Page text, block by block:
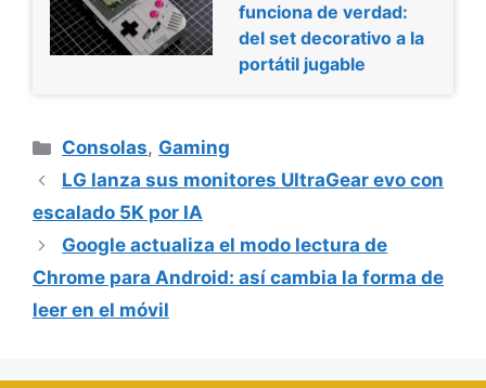
funciona de verdad:
del set decorativo a la
portátil jugable
Categorías
Consolas, Gaming
LG lanza sus monitores UltraGear evo con
escalado 5K por IA
Google actualiza el modo lectura de
Chrome para Android: así cambia la forma de
leer en el móvil